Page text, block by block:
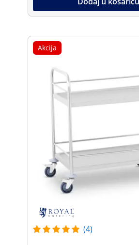
Akcija
(4)